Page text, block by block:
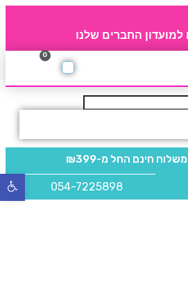
החברים שלנו
0
משלוח חינם החל מ-₪399
054-7225898
פתח